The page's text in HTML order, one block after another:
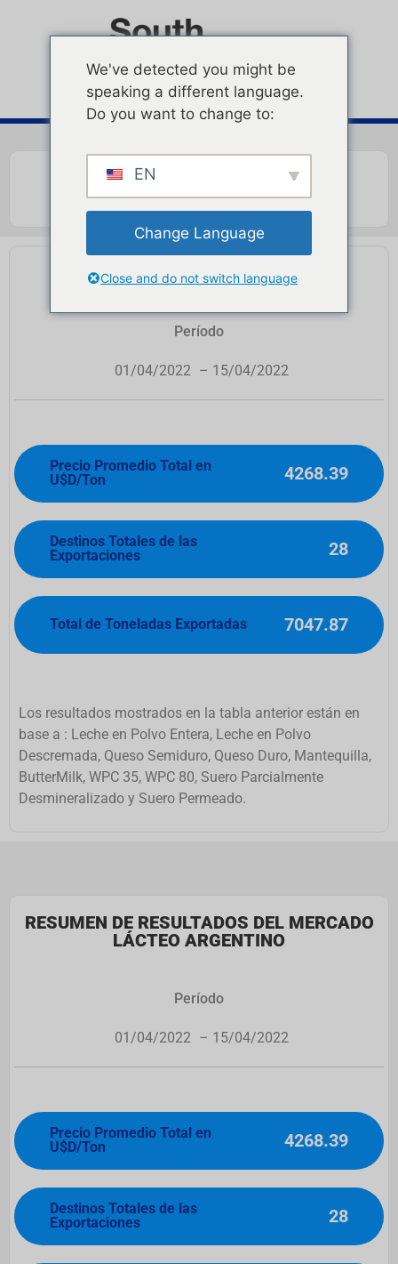
PUNTO DE PROTEÍNA
Período
01/04/2022 – 15/04/2022
Precio Promedio Total en
U$D/Ton
4268.39
Destinos Totales de las
Exportaciones
28
Total de Toneladas Exportadas 7047.87
Los resultados mostrados en la tabla anterior están en
base a : Leche en Polvo Entera, Leche en Polvo
Descremada, Queso Semiduro, Queso Duro, Mantequilla,
ButterMilk, WPC 35, WPC 80, Suero Parcialmente
Desmineralizado y Suero Permeado.
RESUMEN DE RESULTADOS DEL MERCADO
LÁCTEO ARGENTINO
Período
01/04/2022 – 15/04/2022
Precio Promedio Total en
U$D/Ton
4268.39
Destinos Totales de las
Exportaciones
28
We've detected you might be
speaking a different language.
Do you want to change to:
EN
Change Language
Close and do not switch language